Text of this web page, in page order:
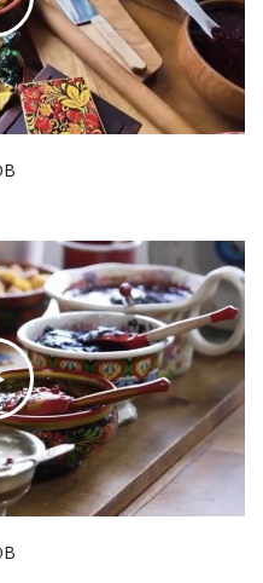
жижиг хүрээлэн
хундагат ” хөл
бууруулна
хүрээлэнгийн нээлт
хэлэлцээр